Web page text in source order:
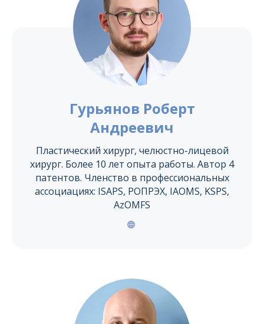
Гурьянов Роберт
Андреевич
Пластический хирург, челюстно-лицевой
хирург. Более 10 лет опыта работы. Автор 4
патентов. Членство в профессиональных
ассоциациях: ISAPS, РОПРЭХ, IAOMS, KSPS,
AzOMFS